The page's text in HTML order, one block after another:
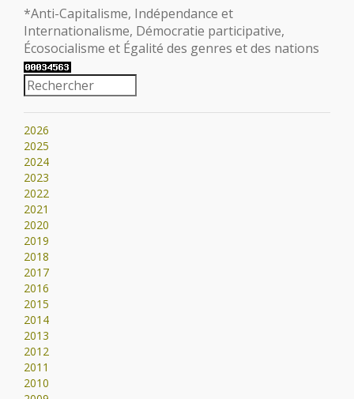
*Anti-Capitalisme, Indépendance et
Internationalisme, Démocratie participative,
Écosocialisme et Égalité des genres et des nations
2026
2025
2024
2023
2022
2021
2020
2019
2018
2017
2016
2015
2014
2013
2012
2011
2010